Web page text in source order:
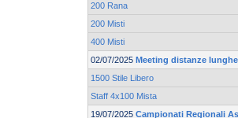
200 Rana
200 Misti
400 Misti
02/07/2025 Meeting distanze
1500 Stile Libero
Staff 4x100 Mista
19/07/2025 Campionati Regionali